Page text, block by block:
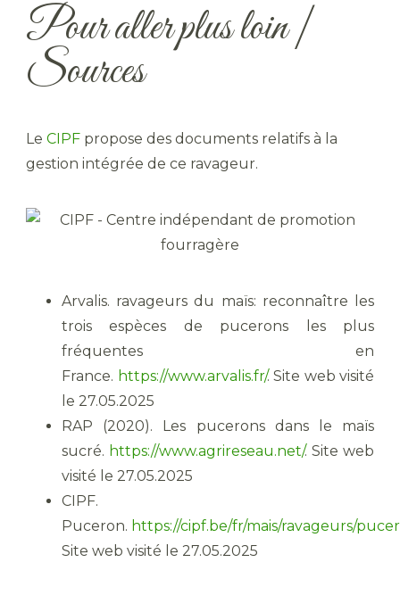
Pour aller plus loin |
Sources
Le CIPF propose des documents relatifs à la
gestion intégrée de ce ravageur.
Arvalis. ravageurs du maïs: reconnaître les
trois espèces de pucerons les plus
fréquentes en
France. https://www.arvalis.fr/. Site web visité
le 27.05.2025
RAP (2020). Les pucerons dans le maïs
sucré. https://www.agrireseau.net/. Site web
visité le 27.05.2025
CIPF.
Puceron. https://cipf.be/fr/mais/ravageurs/
Site web visité le 27.05.2025